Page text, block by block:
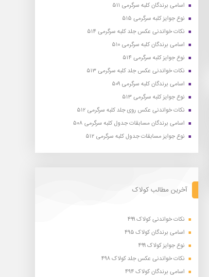
اسامی برندگان کلبه سرگرمی ۵۱۱
نوع جوایز کلبه سرگرمی ۵۱۵
نکات خواندنی عکس جلد کلبه سرگرمی ۵۱۴
اسامی برندگان کلبه سرگرمی ۵۱۰
نوع جوایز کلبه سرگرمی ۵۱۴
نکات خواندنی عکس جلد کلبه سرگرمی ۵۱۳
اسامی برندگان کلبه سرگرمی ۵۰۹
نوع جوایز کلبه سرگرمی ۵۱۳
نکات خواندنی عکس روی جلد کلبه سرگرمی ۵۱۲
اسامی برندگان مسابقات جدول کلبه سرگرمی ۵۰۸
نوع جوایز مسابقات جدول کلبه سرگرمی ۵۱۲
آخرین مطالب کولاک
نکات خواندنی کولاک ۴۹۹
اسامی برندگان کولاک ۴۹۵
نوع جوایز کولاک ۴۹۹
نکات خواندنی عکس جلد کولاک ۴۹۸
اسامی برندگان کولاک ۴۹۴